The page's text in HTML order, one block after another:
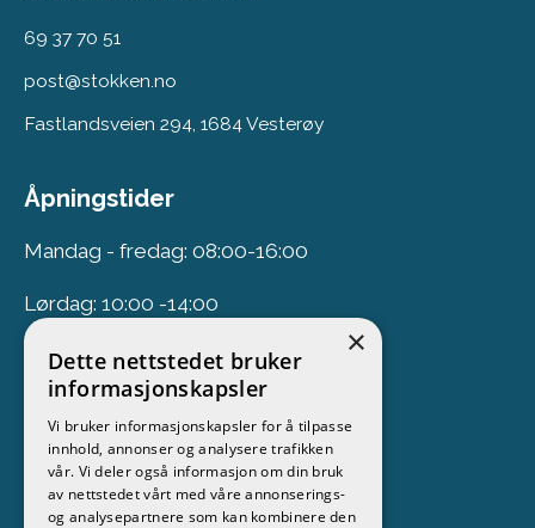
69 37 70 51
post@stokken.no
Fastlandsveien 294, 1684 Vesterøy
Åpningstider
Mandag - fredag: 08:00-16:00
Lørdag: 10:00 -14:00
Nyhetsbrev
Meld deg på vårt nyhetsbrev
Følg oss
×
Dette nettstedet bruker
informasjonskapsler
Vi bruker informasjonskapsler for å tilpasse
innhold, annonser og analysere trafikken
vår. Vi deler også informasjon om din bruk
av nettstedet vårt med våre annonserings-
og analysepartnere som kan kombinere den